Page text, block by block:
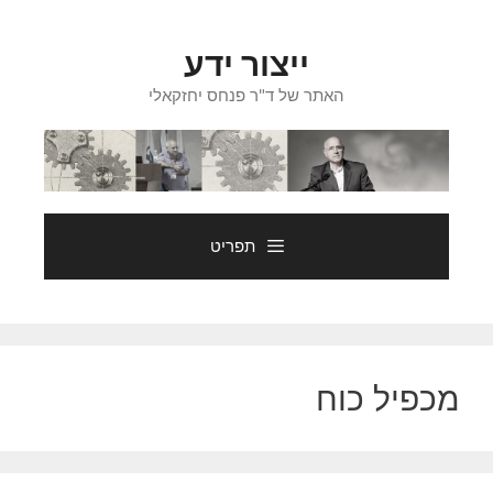
ייצור ידע
האתר של ד"ר פנחס יחזקאלי
תפריט
מכפיל כוח